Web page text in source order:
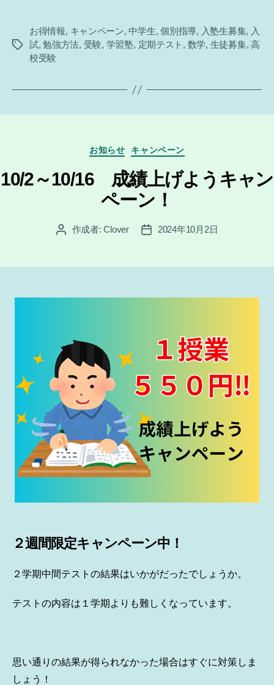
タ
お得情報, キャンペーン,中学生,個別指導, 入塾生募集, 入
試,勉強方法, 受験, 学習塾, 定期テスト , 数学, 生徒募集,高
校受験
カ
テ
ゴ
リ
ー
お知らせ キャンペーン
10/2～10/16 成績上げようキャン
ペーン！
投 作成者:Clover
投
2024年10月2日
２週間限定キャンペーン中！
２学期中間テストの結果はいかがだったでしょうか。
テストの内容は１学期よりも難しくなっています。
思い通りの結果が得られなかった場合はすぐに対策しま
しょう！